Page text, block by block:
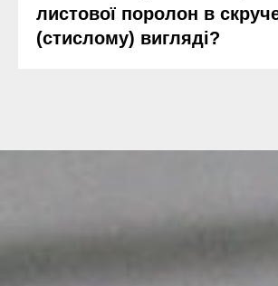
листової поролон в
(стислому) вигляді?